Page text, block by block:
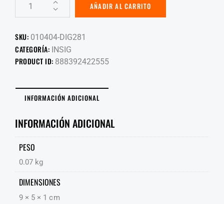
AÑADIR AL CARRITO
SKU: 010404-DIG281
CATEGORÍA: INSIG
PRODUCT ID: 888392422555
INFORMACIÓN ADICIONAL
INFORMACIÓN ADICIONAL
PESO
0.07 kg
DIMENSIONES
9 × 5 × 1 cm